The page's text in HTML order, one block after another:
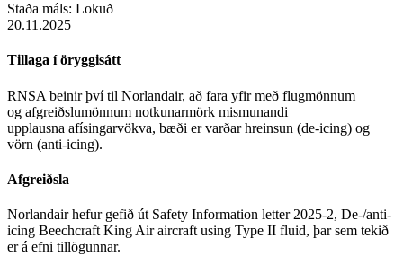
Staða máls: Lokuð
20.11.2025
Tillaga í öryggisátt
RNSA beinir því til Norlandair, að fara yfir með flugmönnum
og afgreiðslumönnum notkunarmörk mismunandi
upplausna afísingarvökva, bæði er varðar hreinsun (de-icing) og
vörn (anti-icing).
Afgreiðsla
Norlandair hefur gefið út Safety Information letter 2025-2, De-/anti-
icing Beechcraft King Air aircraft using Type II fluid, þar sem tekið
er á efni tillögunnar.